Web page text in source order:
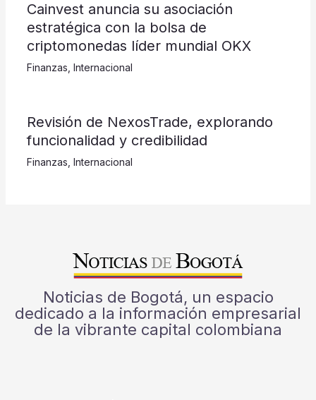
Cainvest anuncia su asociación
estratégica con la bolsa de
criptomonedas líder mundial OKX
Finanzas Internacional
Revisión de NexosTrade, explorando
funcionalidad y credibilidad
Finanzas Internacional
Noticias de Bogotá, un espacio
dedicado a la información empresarial
de la vibrante capital colombiana